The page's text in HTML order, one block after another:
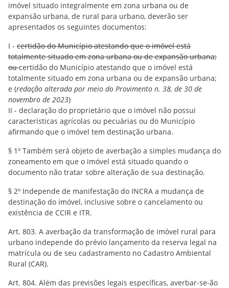
imóvel situado integralmente em zona urbana ou de
expansão urbana, de rural para urbano, deverão ser
apresentados os seguintes documentos:
I - certidão do Município atestando que o imóvel está
totalmente situado em zona urbana ou de expansão urbana;
oucertidão do Município atestando que o imóvel está
totalmente situado em zona urbana ou de expansão urbana;
e (redação alterada por meio do Provimento n. 38, de 30 de
novembro de 2023)
II - declaração do proprietário que o imóvel não possui
características agrícolas ou pecuárias ou do Município
afirmando que o imóvel tem destinação urbana.
§ 1º Também será objeto de averbação a simples mudança do
zoneamento em que o imóvel está situado quando o
documento não tratar sobre alteração de sua destinação.
§ 2º Independe de manifestação do INCRA a mudança de
destinação do imóvel, inclusive sobre o cancelamento ou
existência de CCIR e ITR.
Art. 803. A averbação da transformação de imóvel rural para
urbano independe do prévio lançamento da reserva legal na
matrícula ou de seu cadastramento no Cadastro Ambiental
Rural (CAR).
Art. 804. Além das previsões legais específicas, averbar-se-ão